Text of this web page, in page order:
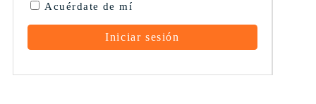
Acuérdate de mí